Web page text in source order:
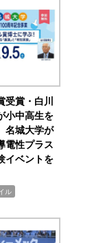
受賞・白川
小中高生を
城大学が
電性プラス
イベントを
ル